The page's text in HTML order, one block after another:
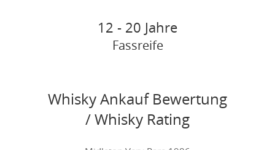
12 - 20 Jahre
Fassreife
Whisky Ankauf Bewertung
/ Whisky Rating